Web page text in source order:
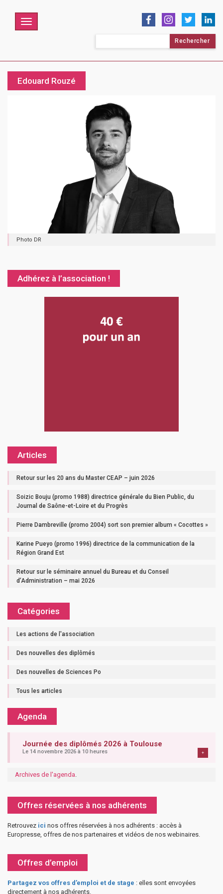
Menu
Edouard Rouzé
Photo DR
Adhérez à l’association !
Articles
Retour sur les 20 ans du Master CEAP – juin 2026
Soizic Bouju (promo 1988) directrice générale du Bien Public, du
Journal de Saône-et-Loire et du Progrès
Pierre Dambreville (promo 2004) sort son premier album « Cocottes »
Karine Pueyo (promo 1996) directrice de la communication de la
Région Grand Est
Retour sur le séminaire annuel du Bureau et du Conseil
d’Administration – mai 2026
Catégories
Les actions de l'association
Des nouvelles des diplômés
Des nouvelles de Sciences Po
Tous les articles
Agenda
Journée des diplômés 2026 à Toulouse
Le 14 novembre 2026 à 10 heures +
Archives de l'agenda
Offres réservées à nos adhérents
Retrouvez ici nos offres réservées à nos adhérents : accès à
Europresse, offres de nos partenaires et vidéos de nos webinaires.
Offres d’emploi
Partagez vos offres d’emploi et de stage : elles sont envoyées
directement à nos adhérents.